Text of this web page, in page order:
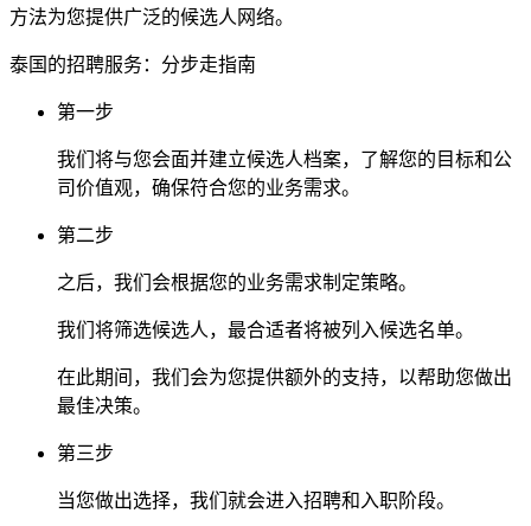
方法为您提供广泛的候选人网络。
泰国的招聘服务：分步走指南
第一步
我们将与您会面并建立候选人档案，了解您的目标和公
司价值观，确保符合您的业务需求。
第二步
之后，我们会根据您的业务需求制定策略。
我们将筛选候选人，最合适者将被列入候选名单。
在此期间，我们会为您提供额外的支持，以帮助您做出
最佳决策。
第三步
当您做出选择，我们就会进入招聘和入职阶段。